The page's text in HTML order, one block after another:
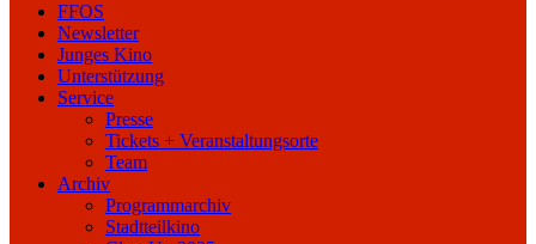
FFOS
Newsletter
Junges Kino
Unterstützung
Service
Presse
Tickets + Veranstaltungsorte
Team
Archiv
Programmarchiv
Stadtteilkino